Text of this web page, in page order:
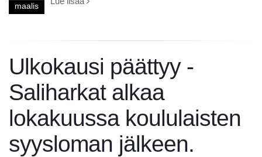
maalis
Ulkokausi päättyy -
Saliharkat alkaa
lokakuussa koululaisten
syysloman jälkeen.